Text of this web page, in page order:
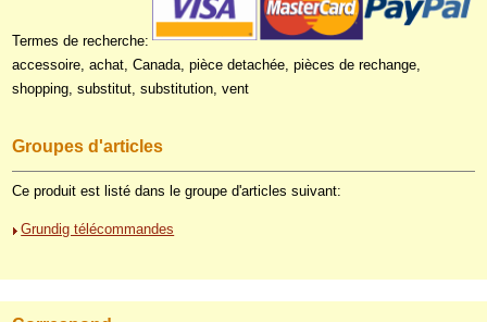
Termes de recherche:
accessoire, achat, Canada, pièce detachée, pièces de rechange,
shopping, substitut, substitution, vent
Groupes d'articles
Ce produit est listé dans le groupe d'articles suivant:
Grundig télécommandes